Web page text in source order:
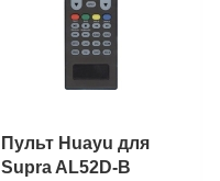
Пульт Huayu для
Supra AL52D-B